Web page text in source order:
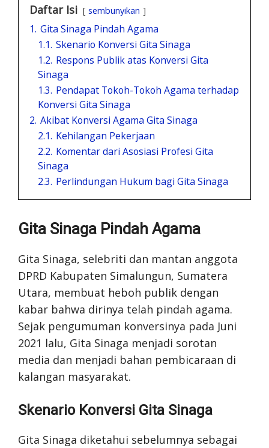
Daftar Isi sembunyikan
1. Gita Sinaga Pindah Agama
1.1. Skenario Konversi Gita Sinaga
1.2. Respons Publik atas Konversi Gita
Sinaga
1.3. Pendapat Tokoh-Tokoh Agama terhadap
Konversi Gita Sinaga
2. Akibat Konversi Agama Gita Sinaga
2.1. Kehilangan Pekerjaan
2.2. Komentar dari Asosiasi Profesi Gita
Sinaga
2.3. Perlindungan Hukum bagi Gita Sinaga
Gita Sinaga Pindah Agama
Gita Sinaga, selebriti dan mantan anggota
DPRD Kabupaten Simalungun, Sumatera
Utara, membuat heboh publik dengan
kabar bahwa dirinya telah pindah agama.
Sejak pengumuman konversinya pada Juni
2021 lalu, Gita Sinaga menjadi sorotan
media dan menjadi bahan pembicaraan di
kalangan masyarakat.
Skenario Konversi Gita Sinaga
Gita Sinaga diketahui sebelumnya sebagai